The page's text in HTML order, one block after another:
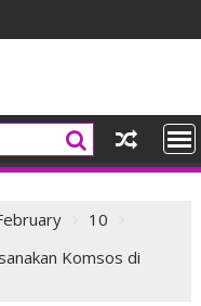
10
Komsos di